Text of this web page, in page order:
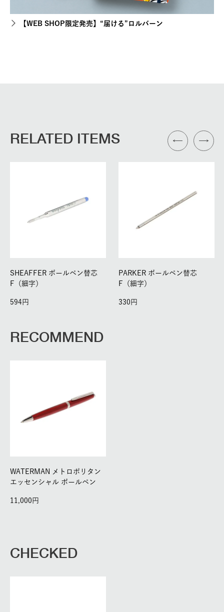
【WEB SHOP限定発売】“届ける”ロルバーン
RELATED ITEMS
SHEAFFER ボールペン替芯
F（細字）
594
PARKER ボールペン替芯
F（細字）
330
RECOMMEND
WATERMAN メトロポリタン
エッセンシャル ボールペン
11,000
CHECKED